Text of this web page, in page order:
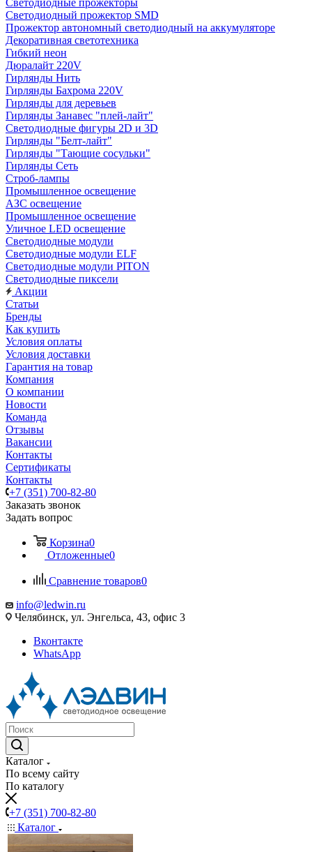
Светодиодные прожекторы
Светодиодный прожектор SMD
Прожектор автономный светодиодный на аккумуляторе
Декоративная светотехника
Гибкий неон
Дюралайт 220V
Гирлянды Нить
Гирлянды Бахрома 220V
Гирлянды для деревьев
Гирлянды Занавес "плей-лайт"
Светодиодные фигуры 2D и 3D
Гирлянды "Белт-лайт"
Гирлянды "Тающие сосульки"
Гирлянды Сеть
Строб-лампы
Промышленное освещение
АЗС освещение
Промышленное освещение
Уличное LED освещение
Светодиодные модули
Светодиодные модули ELF
Светодиодные модули PITON
Светодиодные пиксели
Акции
Статьи
Бренды
Как купить
Условия оплаты
Условия доставки
Гарантия на товар
Компания
О компании
Новости
Команда
Отзывы
Вакансии
Контакты
Сертификаты
Контакты
+7 (351) 700-82-80
Заказать звонок
Задать вопрос
Корзина0
Отложенные0
Сравнение товаров0
info@ledwin.ru
Челябинск, ул. Энгельса, 43, офис 3
Вконтакте
WhatsApp
Каталог
По всему сайту
По каталогу
+7 (351) 700-82-80
Каталог